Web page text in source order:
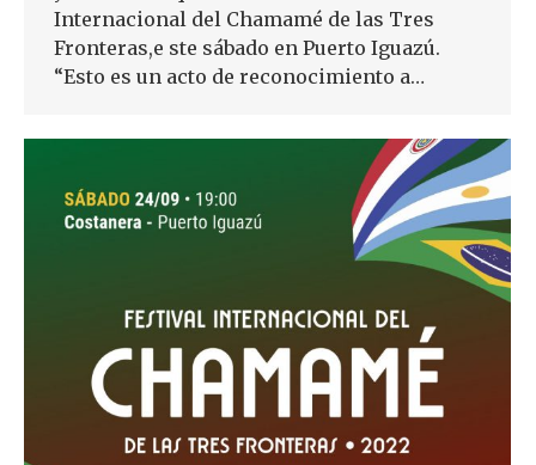
Internacional del Chamamé de las Tres
Fronteras,e ste sábado en Puerto Iguazú.
“Esto es un acto de reconocimiento a…